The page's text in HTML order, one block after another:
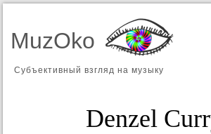
MuzOko
Субъективный взгляд на музыку
Denzel